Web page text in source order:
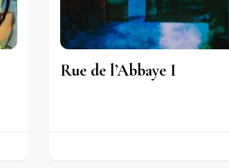
Rue de l’Abbaye I